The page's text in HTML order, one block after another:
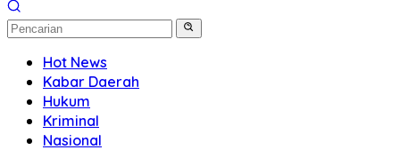
Hot News
Kabar Daerah
Hukum
Kriminal
Nasional